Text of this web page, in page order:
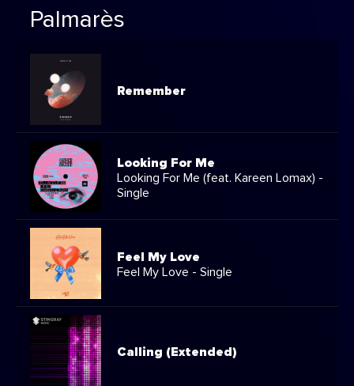
Palmarès
Remember
Looking For Me
Looking For Me (feat. Kareen Lomax) -
Single
Feel My Love
Feel My Love - Single
Calling (Extended)